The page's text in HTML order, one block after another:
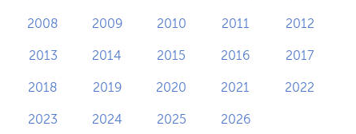
2008 2009 2010 2011 2012
2013 2014 2015 2016 2017
2018 2019 2020 2021 2022
2023 2024 2025 2026